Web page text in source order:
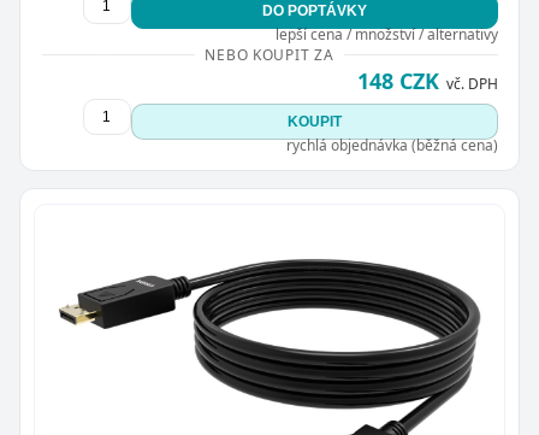
DO POPTÁVKY
lepší cena / množství / alternativy
NEBO KOUPIT ZA
148 CZK vč. DPH
KOUPIT
rychlá objednávka (běžná cena)